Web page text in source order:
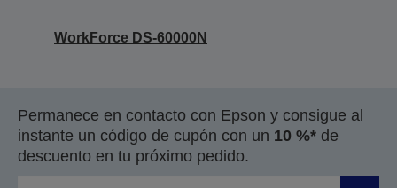
WorkForce DS-60000N
Permanece en contacto con Epson y consigue al
instante un código de cupón con un 10 %* de
descuento en tu próximo pedido.